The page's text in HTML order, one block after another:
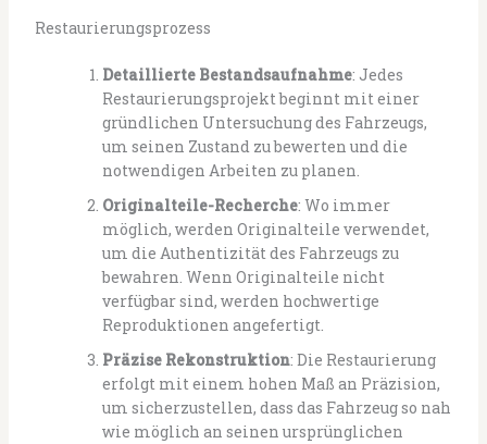
Restaurierungsprozess
Detaillierte Bestandsaufnahme: Jedes
Restaurierungsprojekt beginnt mit einer
gründlichen Untersuchung des Fahrzeugs,
um seinen Zustand zu bewerten und die
notwendigen Arbeiten zu planen.
Originalteile-Recherche: Wo immer
möglich, werden Originalteile verwendet,
um die Authentizität des Fahrzeugs zu
bewahren. Wenn Originalteile nicht
verfügbar sind, werden hochwertige
Reproduktionen angefertigt.
Präzise Rekonstruktion: Die Restaurierung
erfolgt mit einem hohen Maß an Präzision,
um sicherzustellen, dass das Fahrzeug so nah
wie möglich an seinen ursprünglichen